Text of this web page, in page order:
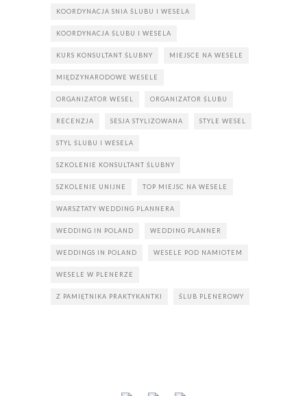
KOORDYNACJA SNIA ŚLUBU I WESELA
KOORDYNACJA ŚLUBU I WESELA
KURS KONSULTANT ŚLUBNY MIEJSCE NA WESELE
MIĘDZYNARODOWE WESELE
ORGANIZATOR WESEL ORGANIZATOR ŚLUBU
RECENZJA SESJA STYLIZOWANA STYLE WESEL
STYL ŚLUBU I WESELA
SZKOLENIE KONSULTANT ŚLUBNY
SZKOLENIE UNIJNE TOP MIEJSC NA WESELE
WARSZTATY WEDDING PLANNERA
WEDDING IN POLAND WEDDING PLANNER
WEDDINGS IN POLAND WESELE POD NAMIOTEM
WESELE W PLENERZE
Z PAMIĘTNIKA PRAKTYKANTKI ŚLUB PLENEROWY